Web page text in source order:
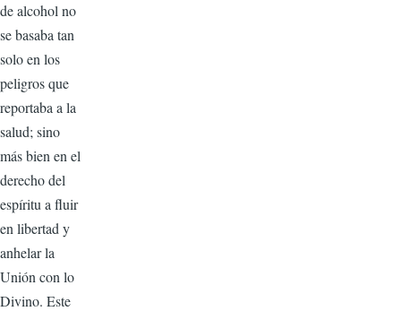
de alcohol no
se basaba tan
solo en los
peligros que
reportaba a la
salud; sino
más bien en el
derecho del
espíritu a fluir
en libertad y
anhelar la
Unión con lo
Divino. Este